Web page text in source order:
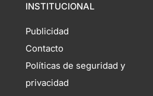
INSTITUCIONAL
Publicidad
Contacto
Políticas de seguridad y
privacidad